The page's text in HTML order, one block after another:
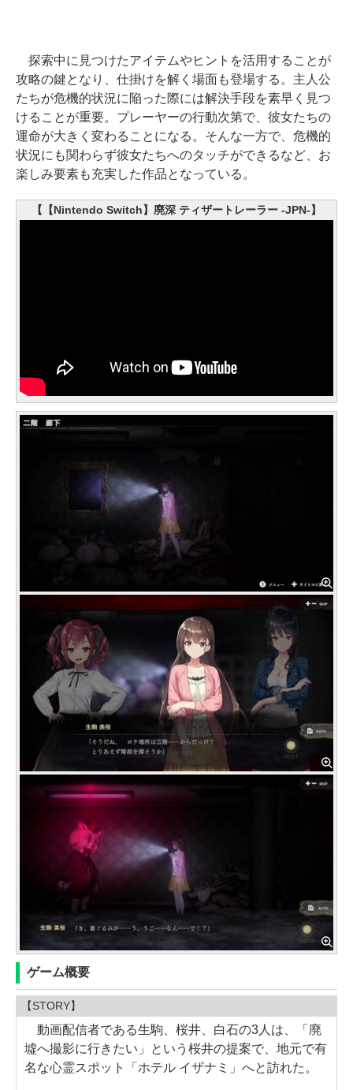
探索中に見つけたアイテムやヒントを活用することが
攻略の鍵となり、仕掛けを解く場面も登場する。主人公
たちが危機的状況に陥った際には解決手段を素早く見つ
けることが重要。プレーヤーの行動次第で、彼女たちの
運命が大きく変わることになる。そんな一方で、危機的
状況にも関わらず彼女たちへのタッチができるなど、お
楽しみ要素も充実した作品となっている。
【【Nintendo Switch】廃深 ティザートレーラー -JPN-】
ゲーム概要
【STORY】
動画配信者である生駒、桜井、白石の3人は、「廃
墟へ撮影に行きたい」という桜井の提案で、地元で有
名な心霊スポット「ホテル イザナミ」へと訪れた。